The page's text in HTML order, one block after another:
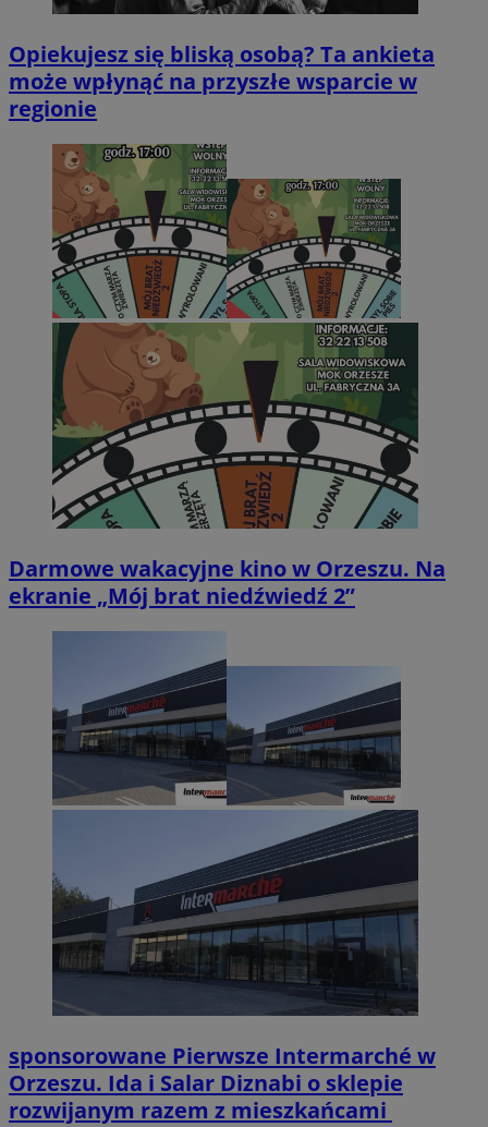
Opiekujesz się bliską osobą? Ta ankieta
może wpłynąć na przyszłe wsparcie w
regionie
Darmowe wakacyjne kino w Orzeszu. Na
ekranie „Mój brat niedźwiedź 2”
sponsorowane Pierwsze Intermarché w
Orzeszu. Ida i Salar Diznabi o sklepie
rozwijanym razem z mieszkańcami